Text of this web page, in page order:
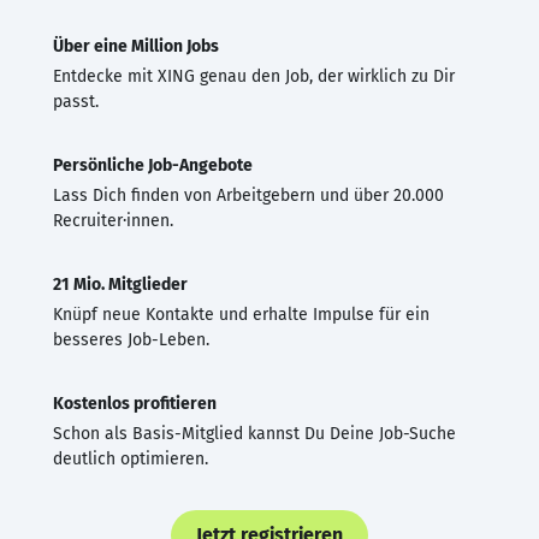
Über eine Million Jobs
Entdecke mit XING genau den Job, der wirklich zu Dir
passt.
Persönliche Job-Angebote
Lass Dich finden von Arbeitgebern und über 20.000
Recruiter·innen.
21 Mio. Mitglieder
Knüpf neue Kontakte und erhalte Impulse für ein
besseres Job-Leben.
Kostenlos profitieren
Schon als Basis-Mitglied kannst Du Deine Job-Suche
deutlich optimieren.
Jetzt registrieren